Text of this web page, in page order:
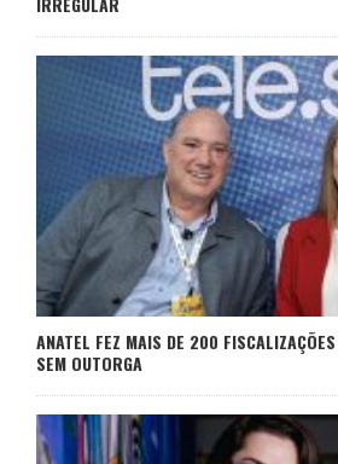
ANATEL FEZ MAIS DE 200
SEM OUTORGA